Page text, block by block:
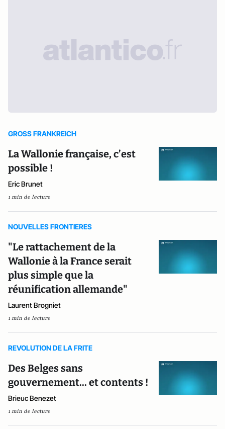
GROSS FRANKREICH
La Wallonie française, c’est
possible !
Eric Brunet
1 min de lecture
NOUVELLES FRONTIERES
"Le rattachement de la
Wallonie à la France serait
plus simple que la
réunification allemande"
Laurent Brogniet
1 min de lecture
REVOLUTION DE LA FRITE
Des Belges sans
gouvernement... et contents !
Brieuc Benezet
1 min de lecture